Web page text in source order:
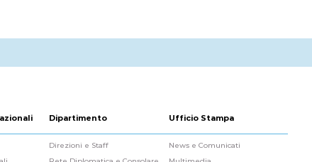
Dipartimento
Direzioni e Staff
Ufficio Stampa
News e Comunicati